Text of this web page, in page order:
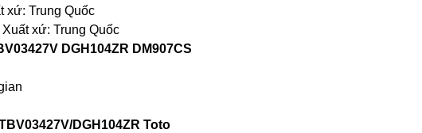
xứ: Trung Quốc
xứ: Trung Quốc
DGH104ZR DM907CS
DGH104ZR Toto